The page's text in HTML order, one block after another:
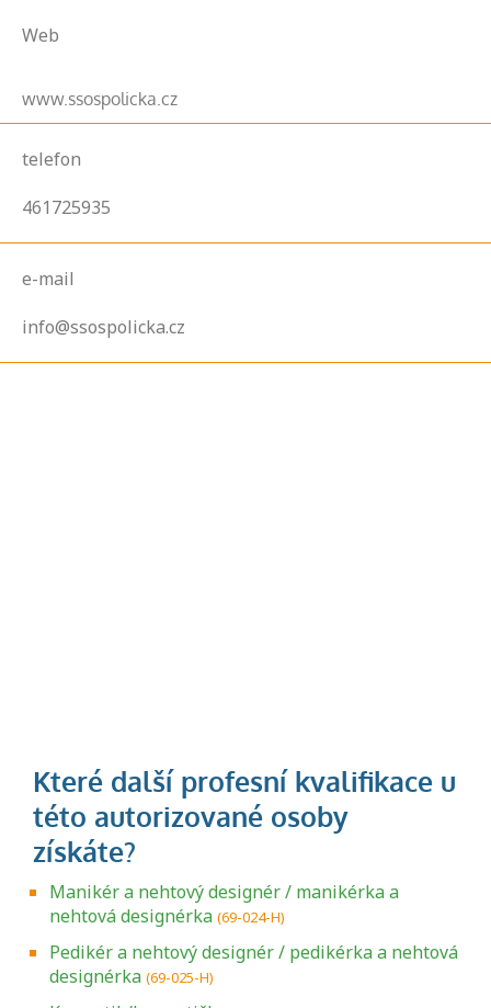
Web
www.ssospolicka.cz
telefon
461725935
e-mail
info@ssospolicka.cz
Manikér a nehtový designér / manikérka a
nehtová designérka (69-024-H)
Pedikér a nehtový designér / pedikérka a nehtová
designérka (69-025-H)